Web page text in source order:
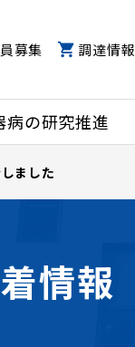
病の研究推進
募集 調達情報
ました
情報